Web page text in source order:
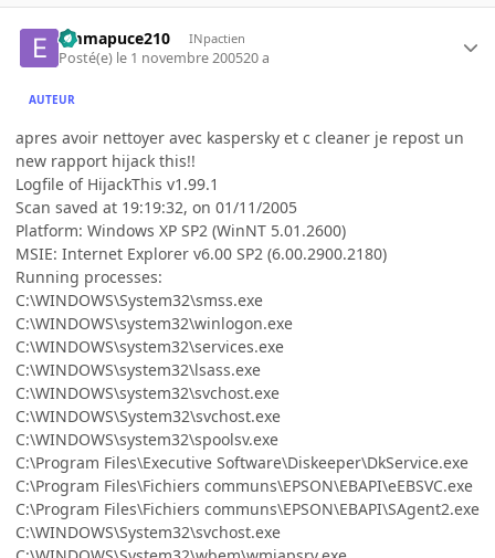
emmapuce210 INpactien
Posté(e) le 1 novembre 200520 a
AUTEUR
apres avoir nettoyer avec kaspersky et c cleaner je repost un
new rapport hijack this!!
Logfile of HijackThis v1.99.1
Scan saved at 19:19:32, on 01/11/2005
Platform: Windows XP SP2 (WinNT 5.01.2600)
MSIE: Internet Explorer v6.00 SP2 (6.00.2900.2180)
Running processes:
C:\WINDOWS\System32\smss.exe
C:\WINDOWS\system32\winlogon.exe
C:\WINDOWS\system32\services.exe
C:\WINDOWS\system32\lsass.exe
C:\WINDOWS\system32\svchost.exe
C:\WINDOWS\System32\svchost.exe
C:\WINDOWS\system32\spoolsv.exe
C:\Program Files\Executive Software\Diskeeper\DkService.exe
C:\Program Files\Fichiers communs\EPSON\EBAPI\eEBSVC.exe
C:\Program Files\Fichiers communs\EPSON\EBAPI\SAgent2.exe
C:\WINDOWS\System32\svchost.exe